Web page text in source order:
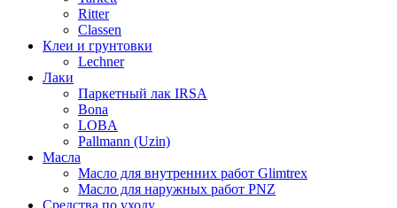
Ritter
Classen
Клеи и грунтовки
Lechner
Лаки
Паркетный лак IRSA
Bona
LOBA
Pallmann (Uzin)
Масла
Масло для внутренних работ Glimtrex
Масло для наружных работ PNZ
Средства по уходу